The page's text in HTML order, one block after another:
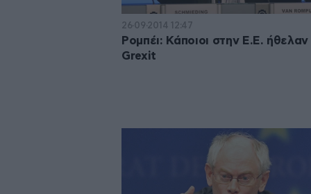
26·09·2014 12:47
Ρομπέι: Κάποιοι στην Ε.Ε. ήθελαν
Grexit